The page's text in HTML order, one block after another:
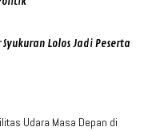
Lolos Jadi Peserta
Udara Masa Depan di